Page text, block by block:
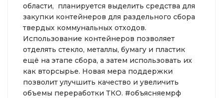
области, планируется выделить средства для
закупки контейнеров для раздельного сбора
твердых коммунальных отходов.
Использование контейнеров позволяет
отделять стекло, металлы, бумагу и пластик
ещё на этапе сбора, а затем использовать их
как вторсырье. Новая мера поддержки
позволит улучшить качество и увеличить
объемы переработки ТКО. #объясняемрф